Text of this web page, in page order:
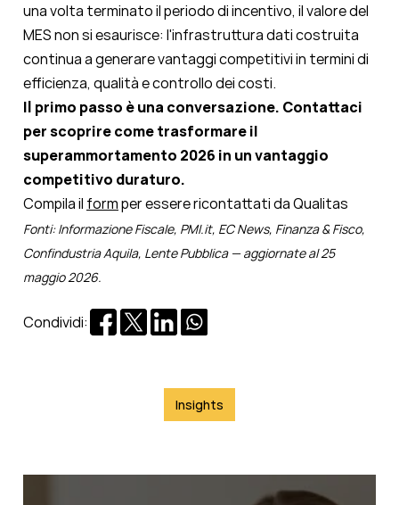
una volta terminato il periodo di incentivo, il valore del
MES non si esaurisce: l'infrastruttura dati costruita
continua a generare vantaggi competitivi in termini di
efficienza, qualità e controllo dei costi.
Il primo passo è una conversazione. Contattaci
per scoprire come trasformare il
superammortamento 2026 in un vantaggio
competitivo duraturo.
Compila il formper essere ricontattati da Qualitas
Fonti: Informazione Fiscale, PMI.it, EC News, Finanza & Fisco,
Confindustria Aquila, Lente Pubblica — aggiornate al 25
maggio 2026.
Condividi:
Insights